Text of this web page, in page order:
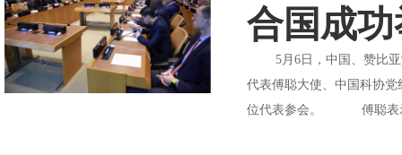
合国成
5月6日，中国、赞比亚
代表傅聪大使、中国科协
位代表参会。 傅聪表示